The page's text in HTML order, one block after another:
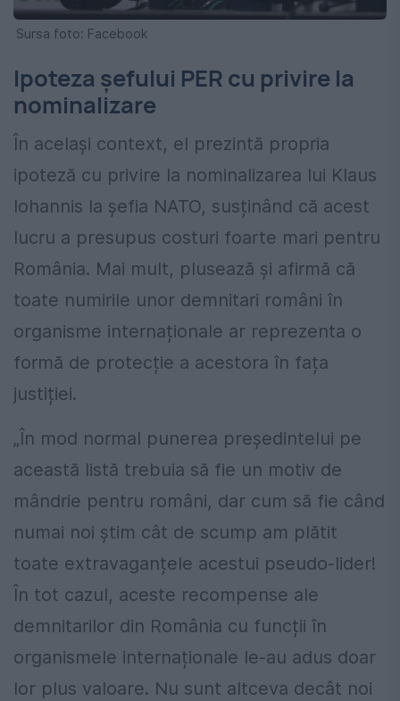
Sursa foto: Facebook
Ipoteza șefului PER cu privire la
nominalizare
În același context, el prezintă propria
ipoteză cu privire la nominalizarea lui Klaus
Iohannis la șefia NATO, susținând că acest
lucru a presupus costuri foarte mari pentru
România. Mai mult, plusează și afirmă că
toate numirile unor demnitari români în
organisme internaționale ar reprezenta o
formă de protecție a acestora în fața
justiției.
„În mod normal punerea președintelui pe
această listă trebuia să fie un motiv de
mândrie pentru români, dar cum să fie când
numai noi știm cât de scump am plătit
toate extravaganțele acestui pseudo-lider!
În tot cazul, aceste recompense ale
demnitarilor din România cu funcții în
organismele internaționale le-au adus doar
lor plus valoare. Nu sunt altceva decât noi